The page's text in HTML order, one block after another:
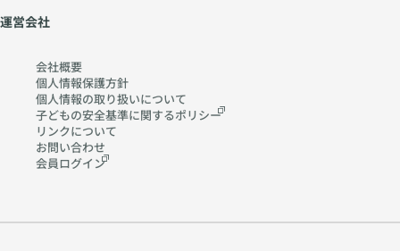
運営会社
会社概要
個人情報保護方針
個人情報の取り扱いについて
子どもの安全基準に関するポリシー
リンクについて
お問い合わせ
会員ログイン